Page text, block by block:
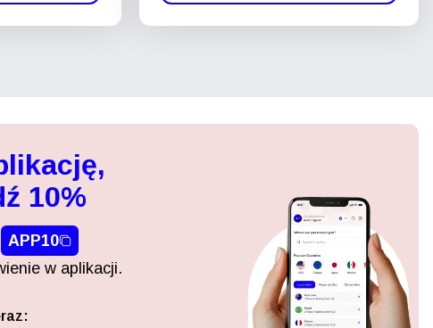
10%
APP10
w aplikacji.